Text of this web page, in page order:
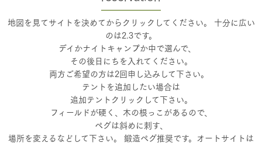
地図を見てサイトを決めてからクリックしてください。 十分に広い
のは2.3です。
デイかナイトキャンプか中で選んで、
その後日にちを入れてください。
両方ご希望の方は2回申し込みして下さい。
テントを追加したい場合は
追加テントクリックして下さい。
フィールドが硬く、木の根っこがあるので、
ペグは斜めに刺す、
場所を変えるなどして下さい。 鍛造ペグ推奨です。オートサイトは